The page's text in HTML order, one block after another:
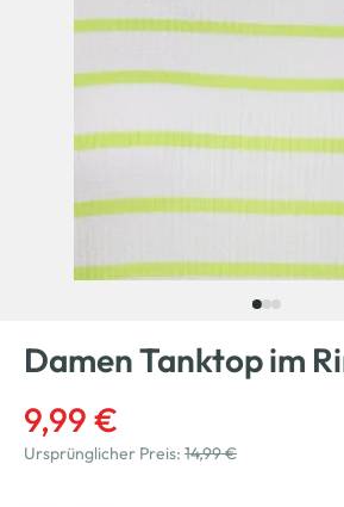
Damen Tanktop im
9,99 €
Ursprünglicher Preis: 14,99 €